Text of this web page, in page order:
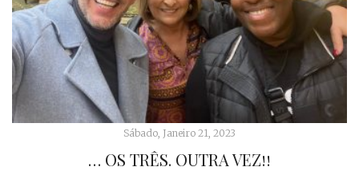
Sábado, Janeiro 21, 2023
… OS TRÊS. OUTRA VEZ!!